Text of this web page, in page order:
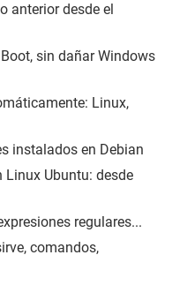
anterior desde el
sin dañar Windows
Linux,
instalados en Debian
Linux Ubuntu: desde
regulares...
comandos,